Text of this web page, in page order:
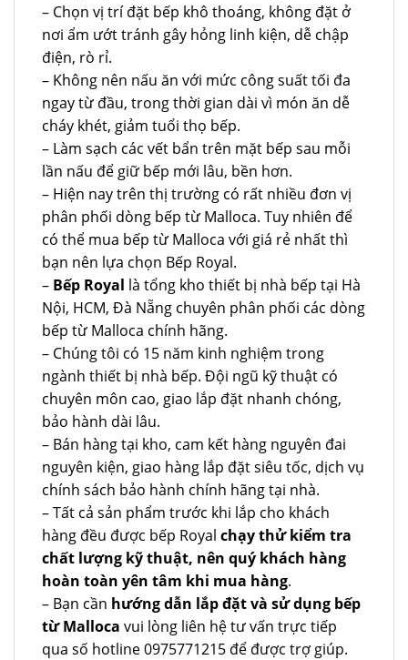
– Chọn vị trí đặt bếp khô thoáng, không đặt ở
nơi ẩm ướt tránh gây hỏng linh kiện, dễ chập
điện, rò rỉ.
– Không nên nấu ăn với mức công suất tối đa
ngay từ đầu, trong thời gian dài vì món ăn dễ
cháy khét, giảm tuổi thọ bếp.
– Làm sạch các vết bẩn trên mặt bếp sau mỗi
lần nấu để giữ bếp mới lâu, bền hơn.
– Hiện nay trên thị trường có rất nhiều đơn vị
phân phối dòng bếp từ Malloca. Tuy nhiên để
có thể mua bếp từ Malloca với giá rẻ nhất thì
bạn nên lựa chọn Bếp Royal.
– Bếp Royal là tổng kho thiết bị nhà bếp tại Hà
Nội, HCM, Đà Nẵng chuyên phân phối các dòng
bếp từ Malloca chính hãng.
– Chúng tôi có 15 năm kinh nghiệm trong
ngành thiết bị nhà bếp. Đội ngũ kỹ thuật có
chuyên môn cao, giao lắp đặt nhanh chóng,
bảo hành dài lâu.
– Bán hàng tại kho, cam kết hàng nguyên đai
nguyên kiện, giao hàng lắp đặt siêu tốc, dịch vụ
chính sách bảo hành chính hãng tại nhà.
– Tất cả sản phẩm trước khi lắp cho khách
hàng đều được bếp Royal chạy thử kiểm tra
chất lượng kỹ thuật, nên quý khách hàng
hoàn toàn yên tâm khi mua hàng.
– Bạn cần hướng dẫn lắp đặt và sử dụng bếp
từ Malloca vui lòng liên hệ tư vấn trực tiếp
qua số hotline 0975771215 để được trợ giúp.